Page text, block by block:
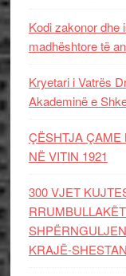
Kodi zakonor dhe
madhështore të
Kryetari i Vatrës
Akademinë e
ÇËSHTJA ÇAME
NË VITIN 1921
300 VJET
KRAJË-